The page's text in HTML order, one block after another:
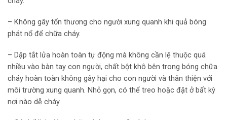
– Không gây tổn thương cho người xung quanh khi quả bóng
phát nổ để chữa cháy.
– Dập tắt lửa hoàn toàn tự động mà không cần lệ thuộc quá
nhiều vào bàn tay con người, chất bột khô bên trong bóng chữa
cháy hoàn toàn không gây hại cho con người và thân thiện với
môi trường xung quanh. Nhỏ gọn, có thể treo hoặc đặt ở bất kỳ
nơi nào dễ cháy.